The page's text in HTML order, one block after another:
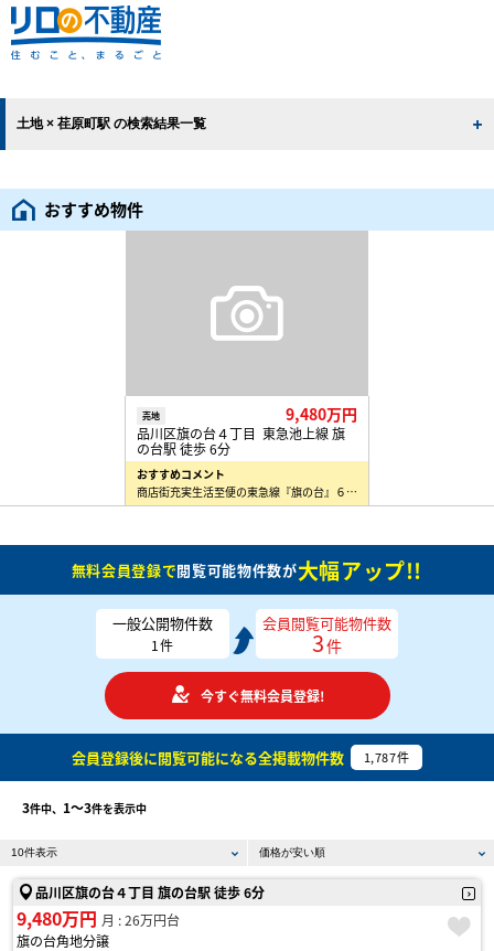
土地 × 荏原町駅 の検索結果一覧
おすすめ物件
売地 9,480万円
品川区旗の台４丁目 東急池上線 旗
の台駅 徒歩 6分
おすすめコメント
商店街充実生活至便の東急線『旗の台』６分・『荏原町』５分に建築条件なしの宅地分譲です。開放感あふれ…
無料会員登録で閲覧可能物件数が大幅アップ!!
一般公開物件数
1件
会員閲覧可能物件数
3件
今すぐ無料会員登録!
会員登録後に閲覧可能になる全掲載物件数 1,787件
3件中、 1〜3件を表示中
品川区旗の台４丁目 旗の台駅 徒歩 6分
9,480万円 月 : 26万円台
旗の台角地分譲